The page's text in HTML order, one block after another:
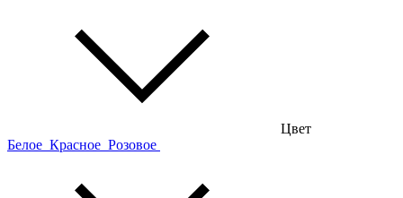
Цвет
Белое Красное Розовое